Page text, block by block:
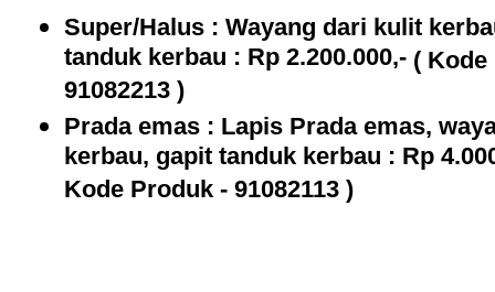
Super/Halus : Wayang dari kulit
tanduk kerbau : Rp 2.200.000,- ( Kode
91082213 )
Prada emas : Lapis Prada emas,
kerbau, gapit tanduk kerbau : Rp
Kode Produk - 91082113 )